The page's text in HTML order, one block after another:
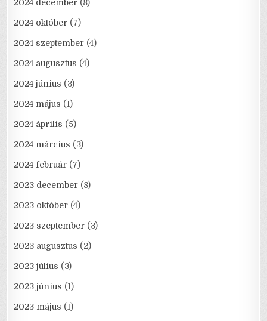
2024 december (8)
2024 október (7)
2024 szeptember (4)
2024 augusztus (4)
2024 június (3)
2024 május (1)
2024 április (5)
2024 március (3)
2024 február (7)
2023 december (8)
2023 október (4)
2023 szeptember (3)
2023 augusztus (2)
2023 július (3)
2023 június (1)
2023 május (1)